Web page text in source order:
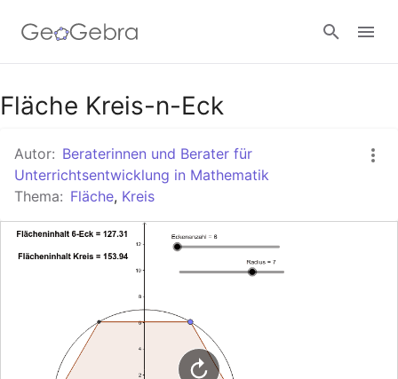
Google Classroom
GeoGebra Classroom
Fläche Kreis-n-Eck
Autor: Beraterinnen und Berater für
Unterrichtsentwicklung in Mathematik
Thema: Fläche, Kreis